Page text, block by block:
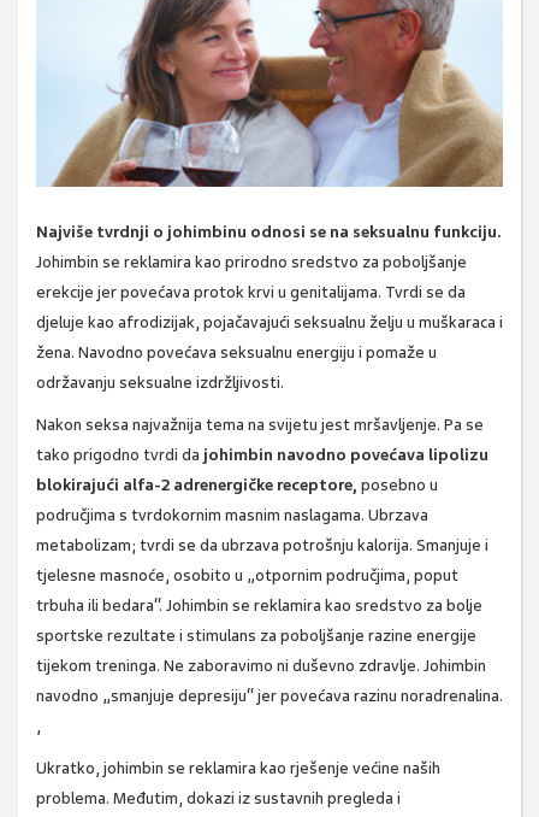
Najviše tvrdnji o johimbinu odnosi se na seksualnu funkciju.
Johimbin se reklamira kao prirodno sredstvo za poboljšanje
erekcije jer povećava protok krvi u genitalijama. Tvrdi se da
djeluje kao afrodizijak, pojačavajući seksualnu želju u muškaraca i
žena. Navodno povećava seksualnu energiju i pomaže u
održavanju seksualne izdržljivosti.
Nakon seksa najvažnija tema na svijetu jest mršavljenje. Pa se
tako prigodno tvrdi da johimbin navodno povećava lipolizu
blokirajući alfa-2 adrenergičke receptore, posebno u
područjima s tvrdokornim masnim naslagama. Ubrzava
metabolizam; tvrdi se da ubrzava potrošnju kalorija. Smanjuje i
tjelesne masnoće, osobito u „otpornim područjima, poput
trbuha ili bedara“. Johimbin se reklamira kao sredstvo za bolje
sportske rezultate i stimulans za poboljšanje razine energije
tijekom treninga. Ne zaboravimo ni duševno zdravlje. Johimbin
navodno „smanjuje depresiju“ jer povećava razinu noradrenalina.
,
Ukratko, johimbin se reklamira kao rješenje većine naših
problema. Međutim, dokazi iz sustavnih pregleda i